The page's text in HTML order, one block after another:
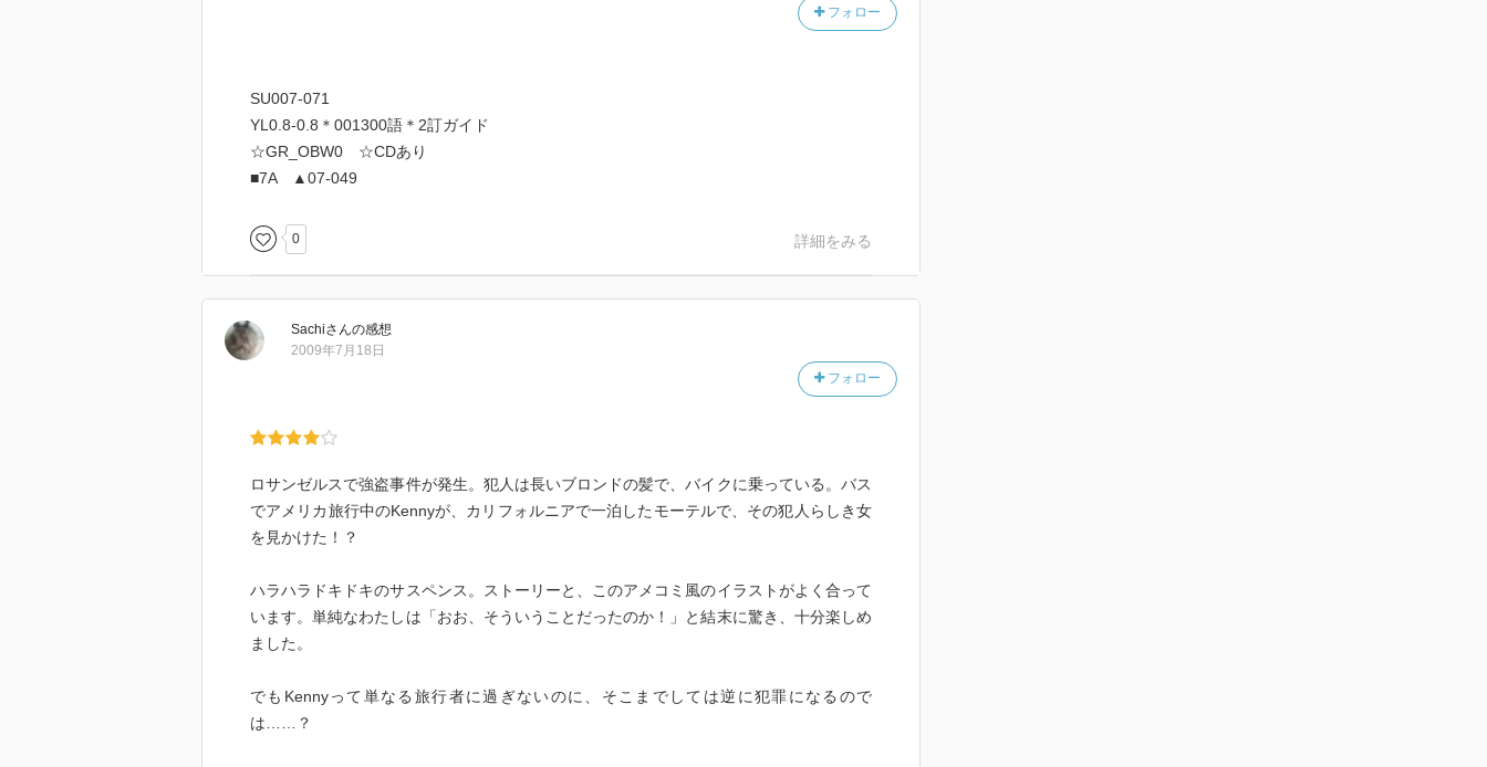
フォロー
SU007-071
YL0.8-0.8＊001300語＊2訂ガイド
☆GR_OBW0 ☆CDあり
■7A ▲07-049
0 詳細をみる
Sachiさんの感想
フォロー
2009年7月18日
ロサンゼルスで強盗事件が発生。犯人は長いブロンドの髪で、バイクに乗っている。バス
でアメリカ旅行中のKennyが、カリフォルニアで一泊したモーテルで、その犯人らしき女
を見かけた！？
ハラハラドキドキのサスペンス。ストーリーと、このアメコミ風のイラストがよく合って
います。単純なわたしは「おお、そういうことだったのか！」と結末に驚き、十分楽しめ
ました。
でもKennyって単なる旅行者に過ぎないのに、そこまでしては逆に犯罪になるので
は……？